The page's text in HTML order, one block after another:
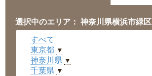
選択中のエリア： 神奈川県横浜市緑区
すべて
東京都 ▼
神奈川県 ▼
千葉県 ▼